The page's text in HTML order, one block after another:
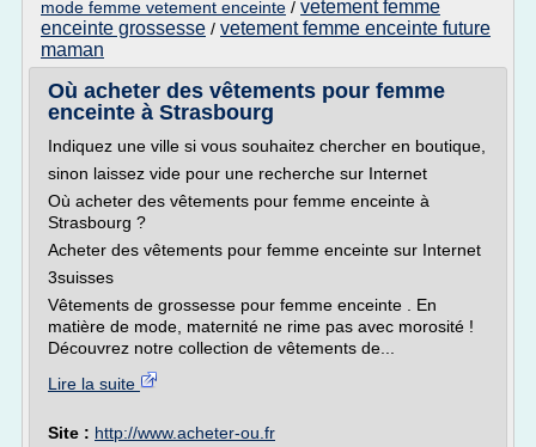
mode femme vetement enceinte / vetement femme
enceinte grossesse / vetement femme enceinte future
maman
Où acheter des vêtements pour femme
enceinte à Strasbourg
Indiquez une ville si vous souhaitez chercher en boutique,
sinon laissez vide pour une recherche sur Internet
Où acheter des vêtements pour femme enceinte à
Strasbourg ?
Acheter des vêtements pour femme enceinte sur Internet
3suisses
Vêtements de grossesse pour femme enceinte . En
matière de mode, maternité ne rime pas avec morosité !
Découvrez notre collection de vêtements de...
Lire la suite
Site : http://www.acheter-ou.fr